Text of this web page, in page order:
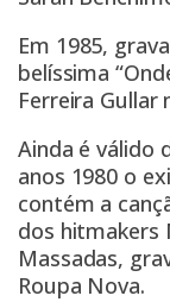
Em 1985,
belíssima
Ferreira Gullar
Ainda é válido
anos 1980 o
contém a
dos hitmakers
Massadas,
Roupa Nova.